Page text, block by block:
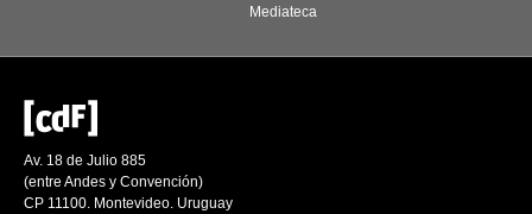
Mediateca
Av. 18 de Julio 885
(entre Andes y Convención)
CP 11100. Montevideo. Uruguay